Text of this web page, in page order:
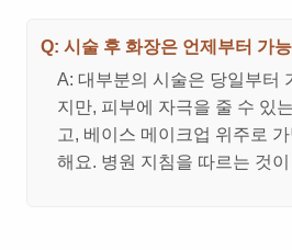
Q: 시술 후 화장은 언제부터 가
A: 대부분의 시술은 당일부터
지만, 피부에 자극을 줄 수 있
고, 베이스 메이크업 위주로
해요. 병원 지침을 따르는 것